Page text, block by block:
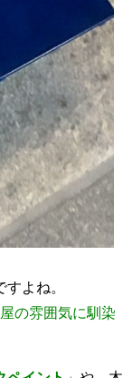
よね。
の雰囲気に馴染